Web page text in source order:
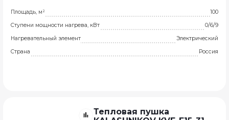
Площадь, м²
100
Ступени мощности нагрева, кВт
0/6/9
Нагревательный элемент
Электрический
Страна
Россия
Тепловая пушка